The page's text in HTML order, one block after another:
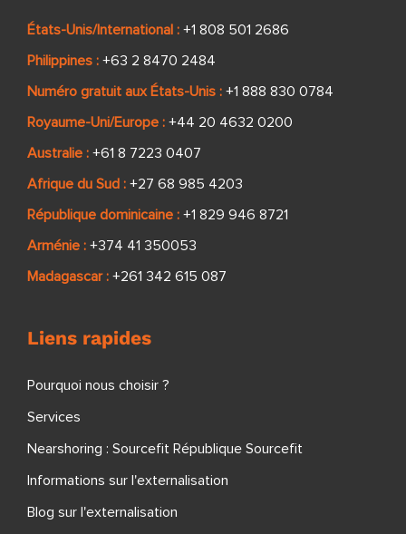
États-Unis/International : +1 808 501 2686
Philippines : +63 2 8470 2484
Numéro gratuit aux États-Unis : +1 888 830 0784
Royaume-Uni/Europe : +44 20 4632 0200
Australie : +61 8 7223 0407
Afrique du Sud : +27 68 985 4203
République dominicaine : +1 829 946 8721
Arménie : +374 41 350053
Madagascar : +261 342 615 087
Liens rapides
Pourquoi nous choisir ?
Services
Nearshoring : Sourcefit République Sourcefit
Informations sur l'externalisation
Blog sur l'externalisation